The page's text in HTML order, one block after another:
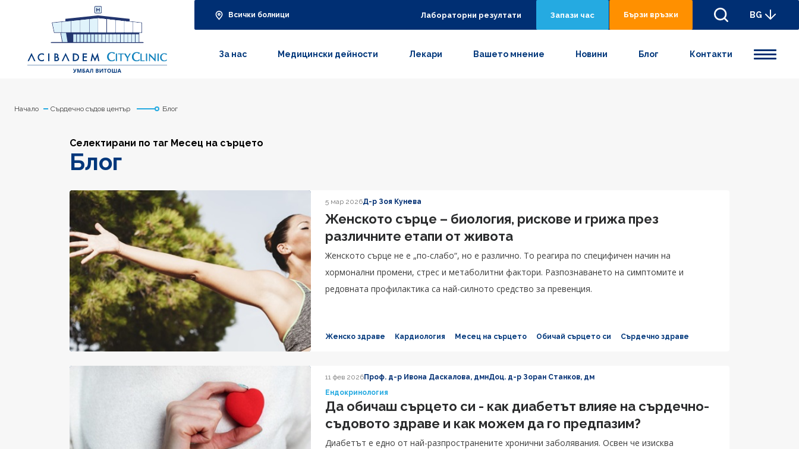
Всички болници Лабораторни резултати Запази час Бързи връзки BG
За нас Медицински дейности Лекари Вашето мнение Новини Блог Контакти
Начало Сърдечно съдов център Блог
Селектирани по таг Месец на сърцето
Блог
5 мар 2026Д-р Зоя Кунева
Женското сърце – биология, рискове и грижа през
различните етапи от живота
Женското сърце не е „по-слабо“, но е различно. То реагира по специфичен начин на
хормонални промени, стрес и метаболитни фактори. Разпознаването на симптомите и
редовната профилактика са най-силното средство за превенция.
Женско здраве Кардиология Месец на сърцето Обичай сърцето си Сърдечно здраве
11 фев 2026Проф. д-р Ивона Даскалова, дмнДоц. д-р Зоран Станков, дм
Ендокринология
Да обичаш сърцето си - как диабетът влияе на сърдечно-
съдовото здраве и как можем да го предпазим?
Диабетът е едно от най-разпространените хронични заболявания. Освен че изисква